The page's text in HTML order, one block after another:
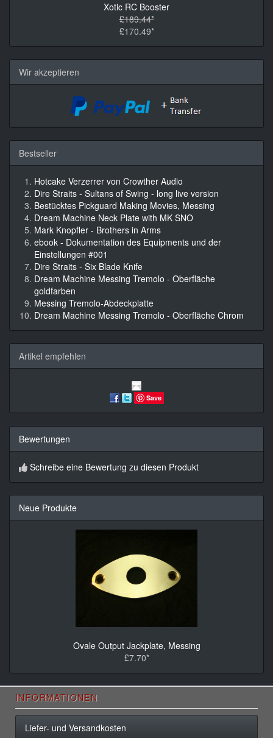
Xotic RC Booster
£189.44*
£170.49*
Wir akzeptieren
Bestseller
Hotcake Verzerrer von Crowther Audio
Dire Straits - Sultans of Swing - long live version
Bestücktes Pickguard Making Movies, Messing
Dream Machine Neck Plate with MK SNO
Mark Knopfler - Brothers in Arms
ebook - Dokumentation des Equipments und der
Einstellungen #001
Dire Straits - Six Blade Knife
Dream Machine Messing Tremolo - Oberfläche
goldfarben
Messing Tremolo-Abdeckplatte
Dream Machine Messing Tremolo - Oberfläche Chrom
Artikel empfehlen
Save
Bewertungen
Schreibe eine Bewertung zu diesen Produkt
Neue Produkte
Ovale Output Jackplate, Messing
£7.70*
INFORMATIONEN
Liefer- und Versandkosten